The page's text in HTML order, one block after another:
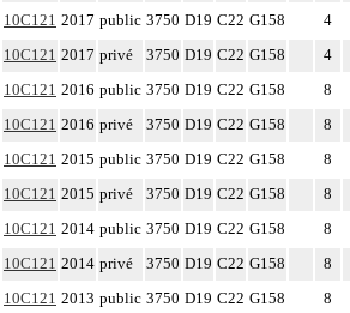
10C121 2017 public 3750 D19 C22 G158 4
10C121 2017 privé 3750 D19 C22 G158 4
10C121 2016 public 3750 D19 C22 G158 8
10C121 2016 privé 3750 D19 C22 G158 8
10C121 2015 public 3750 D19 C22 G158 8
10C121 2015 privé 3750 D19 C22 G158 8
10C121 2014 public 3750 D19 C22 G158 8
10C121 2014 privé 3750 D19 C22 G158 8
10C121 2013 public 3750 D19 C22 G158 8